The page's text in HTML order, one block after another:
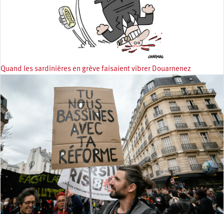
Quand les sardinières en grève faisaient vibrer Douarnenez